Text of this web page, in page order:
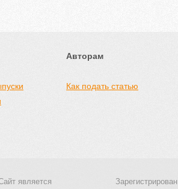
Авторам
Как подать статью
является